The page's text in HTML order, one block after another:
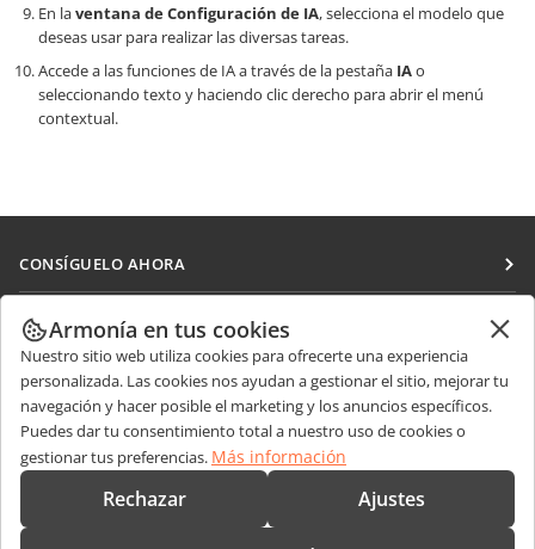
En laventana de Configuración de IA, selecciona el modelo que
deseas usar para realizar las diversas tareas.
Accede a las funciones de IA a través de la pestaña IAo
seleccionando texto y haciendo clic derecho para abrir el menú
contextual.
CONSÍGUELO AHORA
Docs
DocSpace
Workspace
Conectores
Aplicaciones de escritorio
Aplicaciones móviles
COLABORAR
Para colaboradores
Para traductores
Para influencers
Vacantes
RECIBIR NOTICIAS
Blog
OBTENER AYUDA
Foro
CONTÁCTENOS
Preguntas de ventas
sales@onlyoffice.com
Armonía en tus cookies
Nuestro sitio web utiliza cookies para ofrecerte una experiencia
personalizada. Las cookies nos ayudan a gestionar el sitio, mejorar tu
navegación y hacer posible el marketing y los anuncios específicos.
Puedes dar tu consentimiento total a nuestro uso de cookies o
gestionar tus preferencias. Más información
Rechazar Ajustes